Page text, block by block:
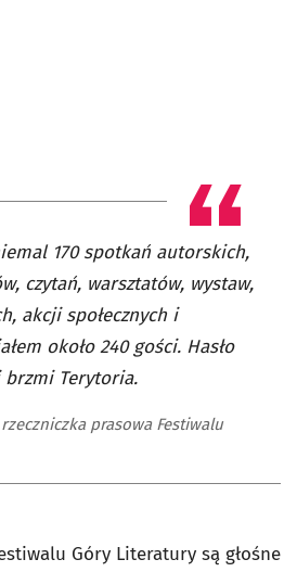
170 spotkań autorskich,
czytań, warsztatów, wystaw,
akcji społecznych i
około 240 gości. Hasło
brzmi Terytoria.
prasowa Festiwalu
Góry Literatury są głośne